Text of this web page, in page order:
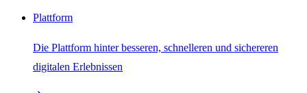
Plattform
Die Plattform hinter besseren, schnelleren und sichereren
digitalen Erlebnissen